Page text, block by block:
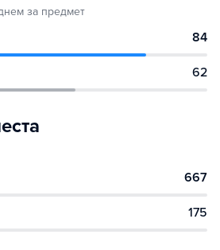
за предмет
84
62
667
175